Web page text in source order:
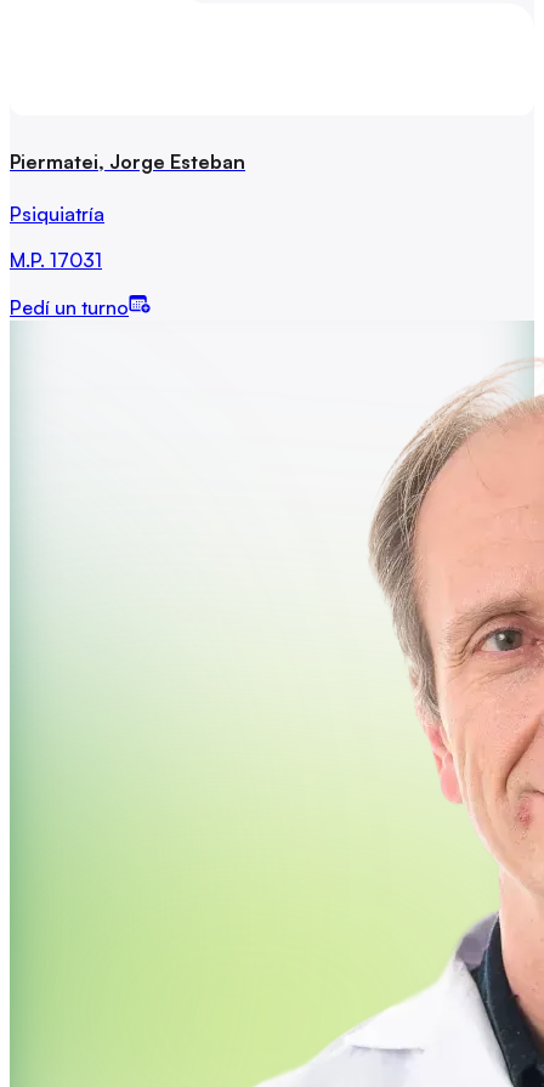
Piermatei, Jorge Esteban
Psiquiatría
M.P. 17031
Pedí un turno